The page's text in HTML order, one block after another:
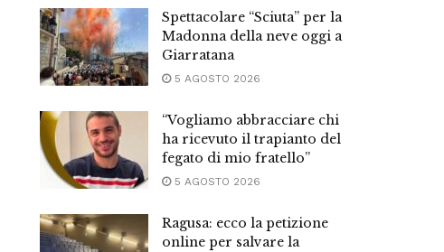
Spettacolare “Sciuta” per la
Madonna della neve oggi a
Giarratana
5 AGOSTO 2026
“Vogliamo abbracciare chi
ha ricevuto il trapianto del
fegato di mio fratello”
5 AGOSTO 2026
Ragusa: ecco la petizione
online per salvare la